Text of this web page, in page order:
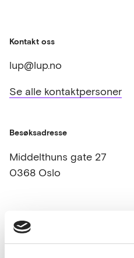
Kontakt oss
lup@lup.no
Se alle kontaktpersoner
Besøksadresse
Middelthuns gate 27
0368 Oslo